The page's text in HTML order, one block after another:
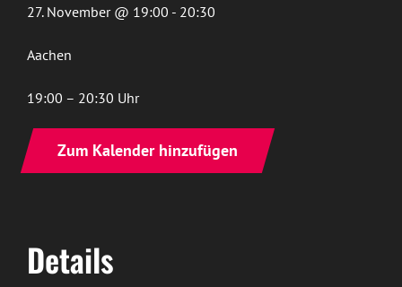
27. November @ 19:00 - 20:30
Aachen
19:00 – 20:30 Uhr
Zum Kalender hinzufügen
Details